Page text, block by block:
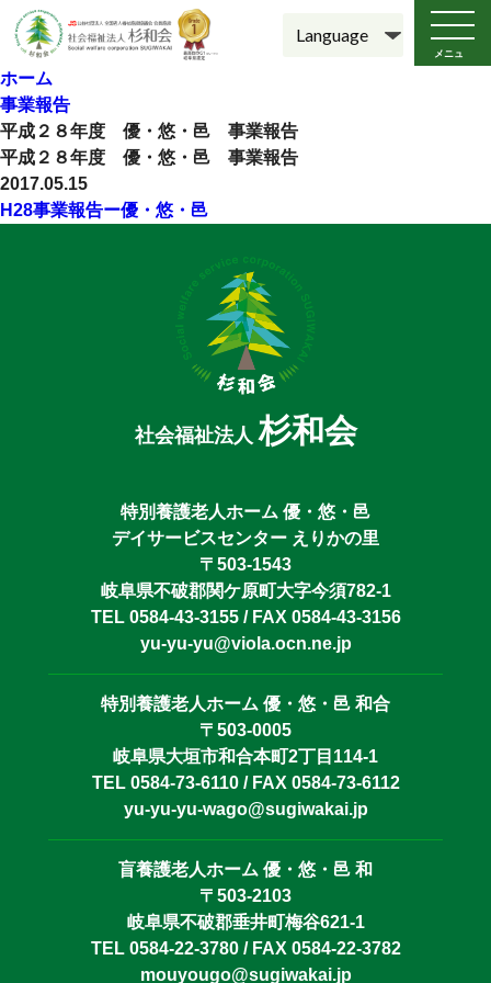
メニュ
ー
ホーム
事業報告
平成２８年度 優・悠・邑 事業報告
平成２８年度 優・悠・邑 事業報告
2017.05.15
H28事業報告ー優・悠・邑
社会福祉法人杉和会
特別養護老人ホーム 優・悠・邑
デイサービスセンター えりかの里
〒503-1543
岐阜県不破郡関ケ原町大字今須782-1
TEL 0584-43-3155 / FAX 0584-43-3156
yu-yu-yu@viola.ocn.ne.jp
特別養護老人ホーム 優・悠・邑 和合
〒503-0005
岐阜県大垣市和合本町2丁目114-1
TEL 0584-73-6110 / FAX 0584-73-6112
yu-yu-yu-wago@sugiwakai.jp
盲養護老人ホーム 優・悠・邑 和
〒503-2103
岐阜県不破郡垂井町梅谷621-1
TEL 0584-22-3780 / FAX 0584-22-3782
mouyougo@sugiwakai.jp